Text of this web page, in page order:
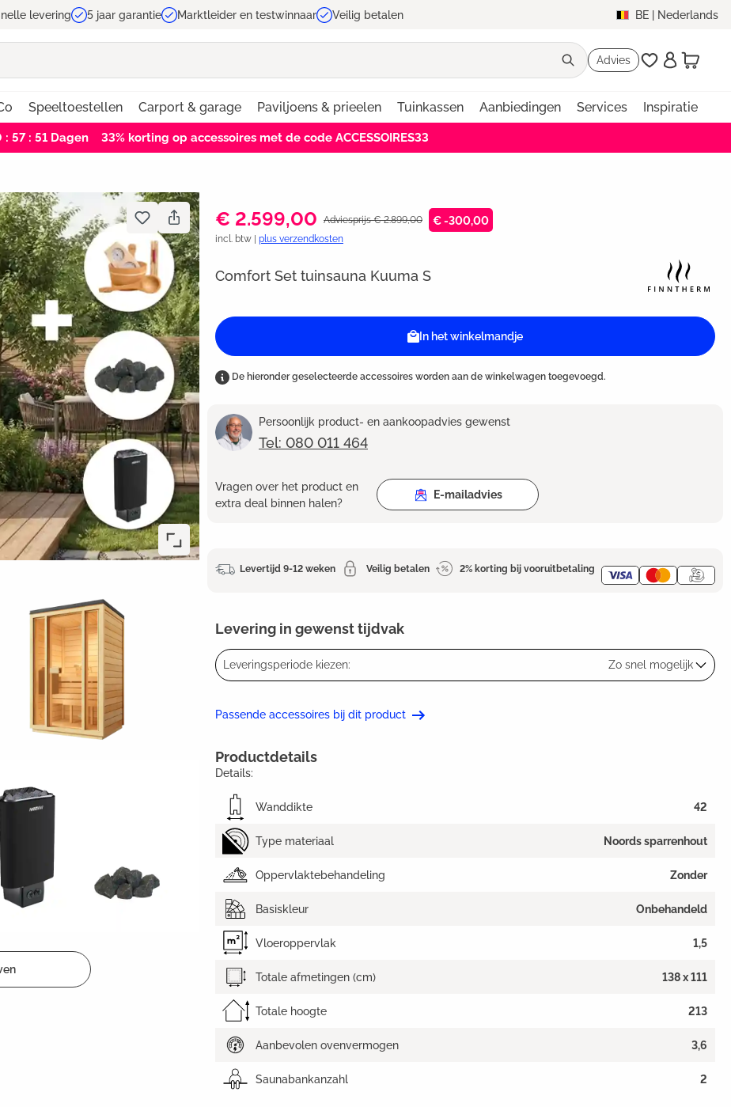
levering 5 jaar garantie Marktleider en testwinnaar Veilig betalen BE | Nederlands
Advies
Speeltoestellen Carport & garage Paviljoens & prieelen Tuinkassen Aanbiedingen Services Inspiratie
: 57 : 51 Dagen 33% korting op accessoires met de code ACCESSOIRES33
€ 2.599,00 Adviesprijs € 2.899,00 € -300,00
incl. btw | plus verzendkosten
Comfort Set tuinsauna Kuuma S
In het winkelmandje
De hieronder geselecteerde accessoires worden aan de winkelwagen toegevoegd.
Persoonlijk product- en aankoopadvies gewenst
Tel: 080 011 464
Vragen over het product en
extra deal binnen halen?
E-mailadvies
Levertijd 9-12 weken Veilig betalen 2% korting bij vooruitbetaling
Levering in gewenst tijdvak
Leveringsperiode kiezen: Zo snel mogelijk
Passende accessoires bij dit product
Productdetails
Details:
Wanddikte 42
Type materiaal Noords sparrenhout
Oppervlaktebehandeling Zonder
Basiskleur Onbehandeld
Vloeroppervlak 1,5
Totale afmetingen (cm) 138 x 111
Totale hoogte 213
Aanbevolen ovenvermogen 3,6
Saunabankanzahl 2